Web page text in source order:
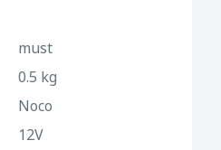
must
0.5 kg
Noco
12V